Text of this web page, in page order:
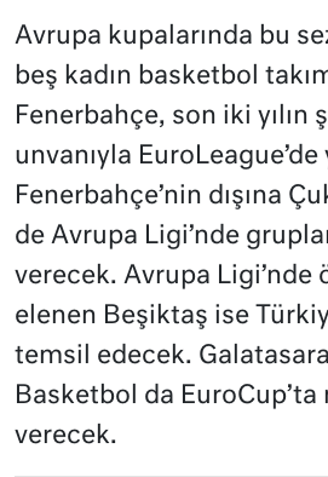
Avrupa kupalarında bu
beş kadın basketbol
Fenerbahçe, son iki yılın
unvanıyla
Fenerbahçe’nin dışına
de Avrupa Ligi’nde
verecek. Avrupa Ligi’nde
elenen Beşiktaş ise
temsil edecek.
Basketbol da
verecek.